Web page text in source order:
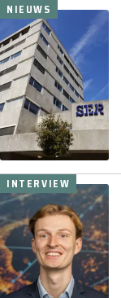
NIEUWS
INTERVIEW